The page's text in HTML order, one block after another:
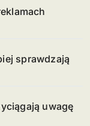
sprawdzają
uwagę